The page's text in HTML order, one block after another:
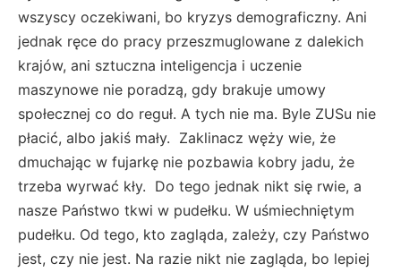
wszyscy oczekiwani, bo kryzys demograficzny. Ani
jednak ręce do pracy przeszmuglowane z dalekich
krajów, ani sztuczna inteligencja i uczenie
maszynowe nie poradzą, gdy brakuje umowy
społecznej co do reguł. A tych nie ma. Byle ZUSu nie
płacić, albo jakiś mały. Zaklinacz węży wie, że
dmuchając w fujarkę nie pozbawia kobry jadu, że
trzeba wyrwać kły. Do tego jednak nikt się rwie, a
nasze Państwo tkwi w pudełku. W uśmiechniętym
pudełku. Od tego, kto zagląda, zależy, czy Państwo
jest, czy nie jest. Na razie nikt nie zagląda, bo lepiej